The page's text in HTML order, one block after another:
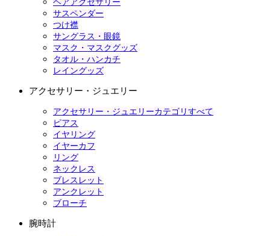
ヘアアクセサリー
サスペンダー
つけ襟
サングラス・眼鏡
マスク・マスクグッズ
タオル・ハンカチ
レイングッズ
アクセサリー・ジュエリー
アクセサリー・ジュエリーカテゴリすべて
ピアス
イヤリング
イヤーカフ
リング
ネックレス
ブレスレット
アンクレット
ブローチ
腕時計